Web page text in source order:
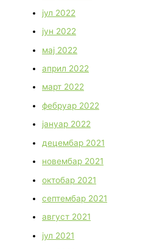
јул 2022
јун 2022
мај 2022
април 2022
март 2022
фебруар 2022
јануар 2022
децембар 2021
новембар 2021
октобар 2021
септембар 2021
август 2021
јул 2021